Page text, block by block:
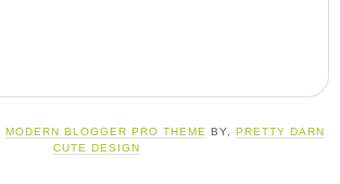
MODERN BLOGGER PRO THEME BY, PRETTY DARN
CUTE DESIGN